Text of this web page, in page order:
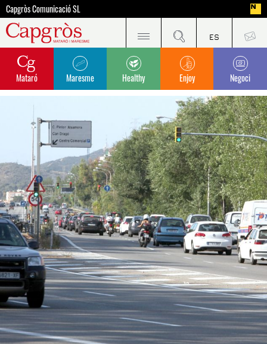
Capgròs Comunicació SL
Mataró Maresme Healthy Enjoy Negoci